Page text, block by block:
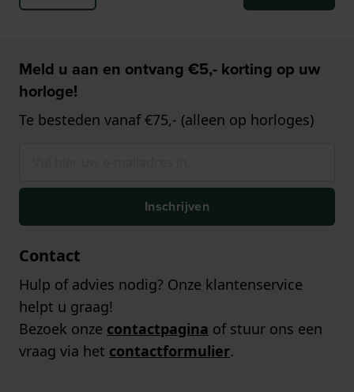
Meld u aan en ontvang €5,- korting op uw
horloge!
Te besteden vanaf €75,- (alleen op horloges)
Inschrijven
Contact
Hulp of advies nodig? Onze klantenservice
helpt u graag!
Bezoek onze contactpagina of stuur ons een
vraag via het contactformulier.